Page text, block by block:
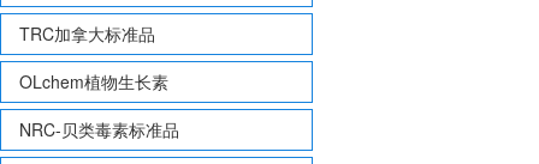
TRC加拿大标准品
OLchem植物生长素
NRC-贝类毒素标准品